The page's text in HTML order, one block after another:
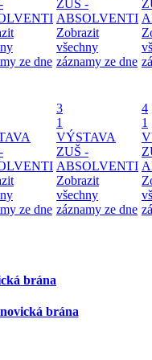
ze dne
ZUŠ -
ABSOLVENTI
Zobrazit
všechny
záznamy ze dne
ze dne
3
1
VÝSTAVA
ZUŠ -
ABSOLVENTI
Zobrazit
všechny
záznamy ze dne
4
1
brána